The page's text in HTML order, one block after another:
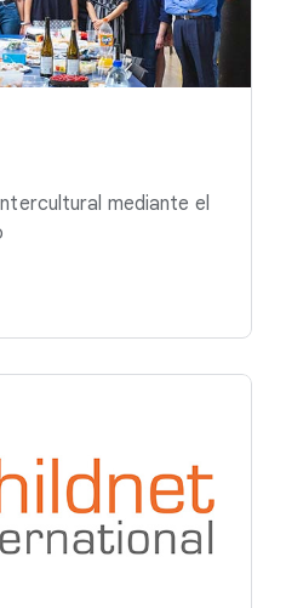
mediante el